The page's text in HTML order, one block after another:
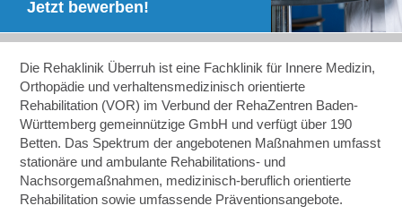
Jetzt bewerben!
Die Rehaklinik Überruh ist eine Fachklinik für Innere Medizin,
Orthopädie und verhaltensmedizinisch orientierte
Rehabilitation (VOR) im Verbund der RehaZentren Baden-
Württemberg gemeinnützige GmbH und verfügt über 190
Betten. Das Spektrum der angebotenen Maßnahmen umfasst
stationäre und ambulante Rehabilitations- und
Nachsorgemaßnahmen, medizinisch-beruflich orientierte
Rehabilitation sowie umfassende Präventionsangebote.